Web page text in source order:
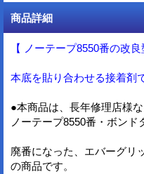
商品詳細
【 ノーテープ8550番の改
本底を貼り合わせる接着剤
●本商品は、長年修理店様
ノーテープ8550番・ボンド
廃番になった、エバーグリ
の商品です。